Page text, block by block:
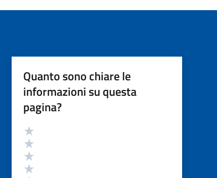
Quanto sono chiare le
informazioni su questa
pagina?
Valutazione